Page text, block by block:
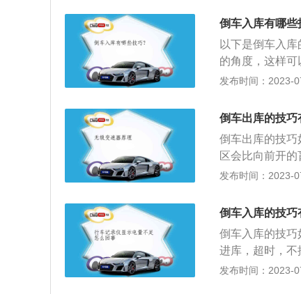
做参考，具体在
合，挂倒挡，
续行驶。看右
在30cm，不需
一点方向盘来保
库边线平行时，
倒车入库有哪些
以下是倒车入
的角度，这样可
而且可能要学会
车速有一定要
1、注意车辆盲
区的存在。在
碾压小孩的事
于电子辅助设备
非常危险。辅助
察，对于存在
发布时间：2023-
倒车出库的技巧
倒车出库的技
区会比向前开
出库的线路，要
或方向盘的转
前的一瞬间，
盘。
发布时间：2023-
倒车入库的技巧
倒车入库的技
进库，超时，
0秒内完成，超
发布时间：2023-